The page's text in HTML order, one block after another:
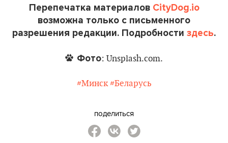
Перепечатка материалов CityDog.io
возможна только с письменного
разрешения редакции. Подробности здесь.
Фото: Unsplash.com.
#Минск #Беларусь
поделиться